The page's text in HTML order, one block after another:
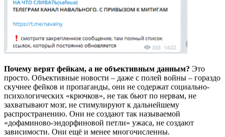
Почему верят фейкам, а не объективным данным? Это
просто. Объективные новости – даже с полей войны – гораздо
скучнее фейков и пропаганды, они не содержат социально-
психологических «крючков», не так бьют по нервам, не
захватывают мозг, не стимулируют к дальнейшему
распространению. Они не создают так называемой
«дофаминово-эндорфиновой петли» ужаса, не создают
зависимости. Они ещё и менее многочисленны.